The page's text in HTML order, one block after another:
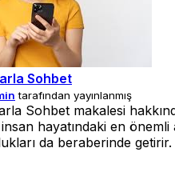
Sohbet
tarafından yayınlanmış
Sohbet makalesi
hayatındaki en
da beraberinde